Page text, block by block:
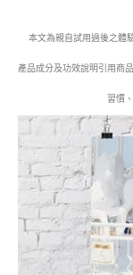
本文為親自試用過後之體
產品成分及功效說明引用商
習慣